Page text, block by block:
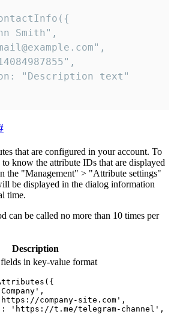
Smith",
"Description text"
that are configured in your account. To
to know the attribute IDs that are displayed
the "Management" > "Attribute settings"
be displayed in the dialog information
time.
can be called no more than 10 times per
Description
in key-value format
company-site.com',
'https://t.me/telegram-channel',